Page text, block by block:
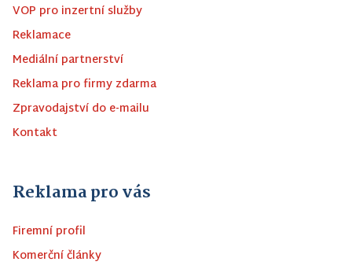
VOP pro inzertní služby
Reklamace
Mediální partnerství
Reklama pro firmy zdarma
Zpravodajství do e-mailu
Kontakt
Reklama pro vás
Firemní profil
Komerční články